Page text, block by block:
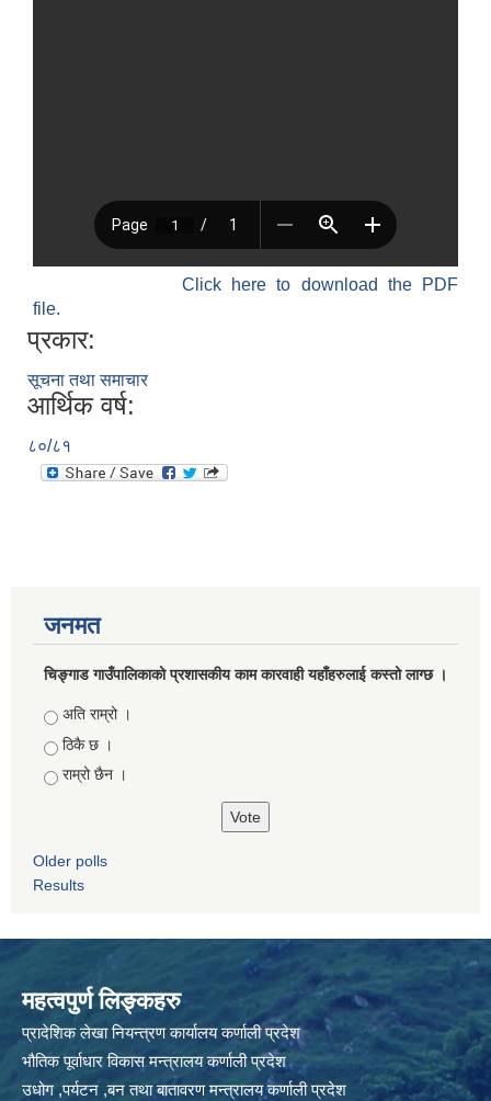
Click here to download the PDF
file.
प्रकार:
सूचना तथा समाचार
आर्थिक वर्ष:
८०/८१
जनमत
चिङ्गाड गाउँपालिकाको प्रशासकीय काम कारवाही यहाँहरुलाई कस्तो लाग्छ ।
Choices
अति राम्रो ।
ठिकै छ ।
राम्रो छैन ।
Older polls
Results
महत्वपुर्ण लिङ्कहरु
प्रादेशिक लेखा नियन्त्रण कार्यालय कर्णाली प्रदेश
भौतिक पूर्वाधार विकास मन्त्रालय कर्णाली प्रदेश
उधोग ,पर्यटन ,बन तथा बातावरण मन्त्रालय कर्णाली प्रदेश